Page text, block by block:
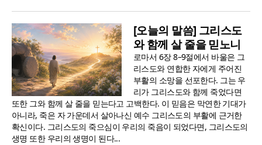
[오늘의 말씀] 그리스도
와 함께 살 줄을 믿노니
로마서 6장 8–9절에서 바울은 그
리스도와 연합한 자에게 주어진
부활의 소망을 선포한다. 그는 우
리가 그리스도와 함께 죽었다면
또한 그와 함께 살 줄을 믿는다고 고백한다. 이 믿음은 막연한 기대가
아니라, 죽은 자 가운데서 살아나신 예수 그리스도의 부활에 근거한
확신이다. 그리스도의 죽으심이 우리의 죽음이 되었다면, 그리스도의
생명 또한 우리의 생명이 된다...